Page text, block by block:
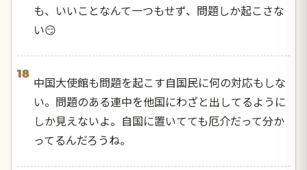
も、いいことなんて一つもせず、問題しか起こさな
い😏
18
中国大使館も問題を起こす自国民に何の対応もしな
い。問題のある連中を他国にわざと出してるように
しか見えないよ。自国に置いてても厄介だって分か
ってるんだろうね。